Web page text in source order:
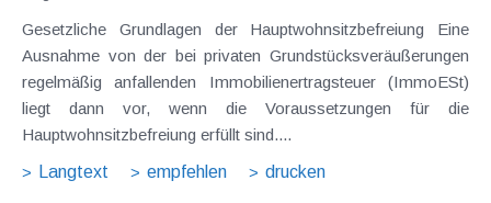
Gesetzliche Grundlagen der Hauptwohnsitzbefreiung Eine
Ausnahme von der bei privaten Grundstücksveräußerungen
regelmäßig anfallenden Immobilienertragsteuer (ImmoESt)
liegt dann vor, wenn die Voraussetzungen für die
Hauptwohnsitzbefreiung erfüllt sind....
Langtext
empfehlen drucken